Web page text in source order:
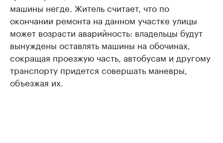
машины негде. Житель считает, что по
окончании ремонта на данном участке улицы
может возрасти аварийность: владельцы будут
вынуждены оставлять машины на обочинах,
сокращая проезжую часть, автобусам и другому
транспорту придется совершать маневры,
объезжая их.